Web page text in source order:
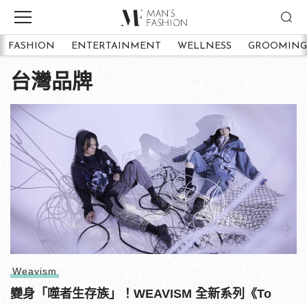
FASHION ENTERTAINMENT WELLNESS GROOMING
台灣品牌
Weavism
變身「噬者生存族」！WEAVISM 全新系列《To